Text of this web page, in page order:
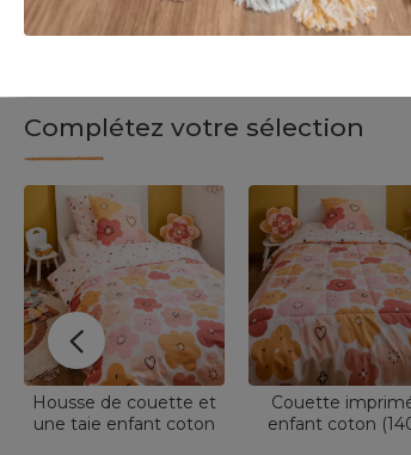
Complétez votre sélection
Housse de couette et
une taie enfant coton
Couette
enfant coton